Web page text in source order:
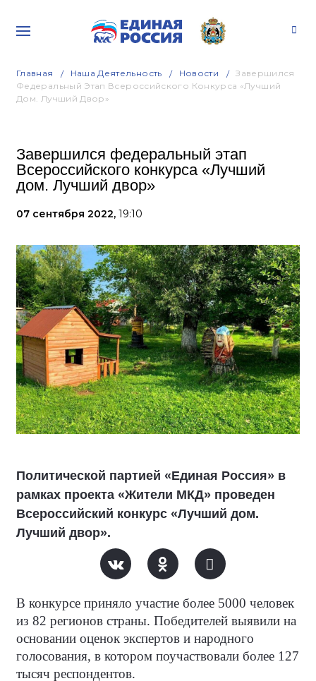
Главная Наша Деятельность Новости
Завершился
Федеральный Этап Всероссийского Конкурса «Лучший
Дом. Лучший Двор»
Завершился федеральный этап
Всероссийского конкурса «Лучший
дом. Лучший двор»
07 сентября 2022, 19:10
Политической партией «Единая Россия» в
рамках проекта «Жители МКД» проведен
Всероссийский конкурс «Лучший дом.
Лучший двор».
В конкурсе приняло участие более 5000 человек
из 82 регионов страны. Победителей выявили на
основании оценок экспертов и народного
голосования, в котором поучаствовали более 127
тысяч респондентов.